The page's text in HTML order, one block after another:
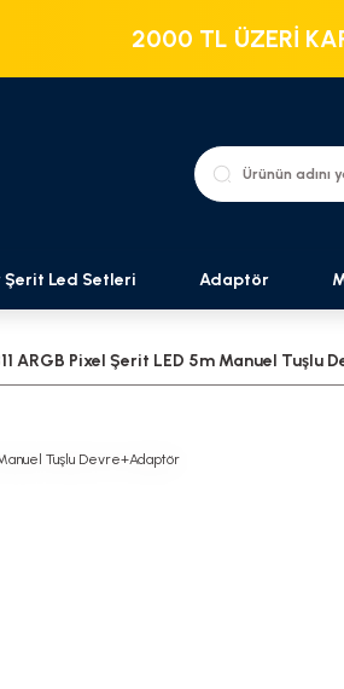
2000 TL ÜZERİ
Şerit Led Setleri Adaptör
ARGB Pixel Şerit LED 5m Manuel Tuşlu